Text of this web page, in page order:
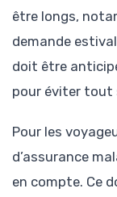
être longs,
demande
doit être
pour éviter tout
Pour les
d’assurance
en compte. Ce